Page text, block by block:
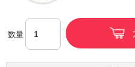
数量